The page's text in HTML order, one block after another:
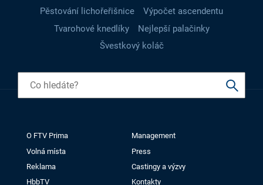
Pěstování lichořeřišnice
Výpočet ascendentu
Tvarohové knedlíky
Nejlepší palačinky
Švestkový koláč
O FTV Prima
Management
Volná místa
Press
Reklama
Castingy a výzvy
HbbTV
Kontakty